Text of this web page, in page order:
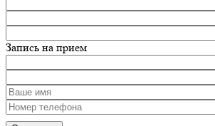
Запись на прием